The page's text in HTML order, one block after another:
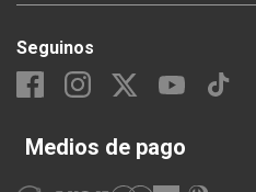
Seguinos
Medios de pago